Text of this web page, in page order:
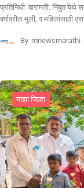
प्रतिनिधी बारामती. निंबुत येथे
वर्षावरील मुली, व महिलांसाठी
By mnewsmarathi
माझा जिल्हा